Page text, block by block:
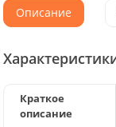
Описание
Краткое
описание